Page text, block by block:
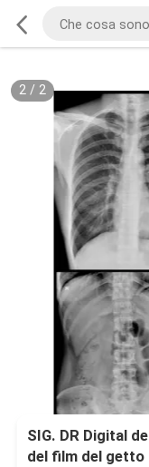
2/ 2
SIG. DR Digital
del film del getto